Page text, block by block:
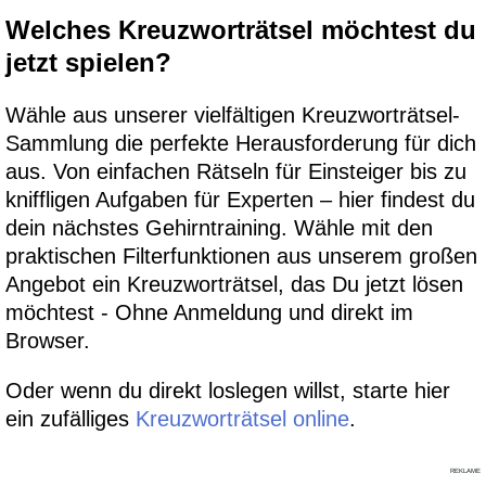
Welches Kreuzworträtsel möchtest du
jetzt spielen?
Wähle aus unserer vielfältigen Kreuzworträtsel-
Sammlung die perfekte Herausforderung für dich
aus. Von einfachen Rätseln für Einsteiger bis zu
kniffligen Aufgaben für Experten – hier findest du
dein nächstes Gehirntraining. Wähle mit den
praktischen Filterfunktionen aus unserem großen
Angebot ein Kreuzworträtsel, das Du jetzt lösen
möchtest - Ohne Anmeldung und direkt im
Browser.
Oder wenn du direkt loslegen willst, starte hier
ein zufälliges Kreuzworträtsel online.
REKLAME